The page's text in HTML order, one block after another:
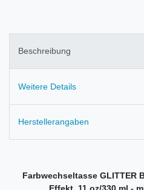
Beschreibung
Weitere Details
Herstellerangaben
Farbwechseltasse GLITTER